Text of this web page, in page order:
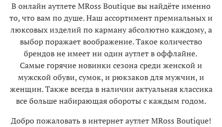
В онлайн аутлете MRoss Boutique вы найдёте именно
то, что вам по душе. Наш ассортимент премиальных и
люксовых изделий по карману абсолютно каждому, а
выбор поражает воображение. Такое количество
брендов не имеет ни один аутлет в оффлайне.
Самые горячие новинки сезона среди женской и
мужской обуви, сумок, и рюкзаков для мужчин, и
женщин. Также всегда в наличии актуальная классика
все больше набирающая обороты с каждым годом.
Добро пожаловать в интернет аутлет MRoss Boutique!